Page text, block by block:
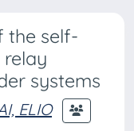
the self-
relay
systems
ELIO